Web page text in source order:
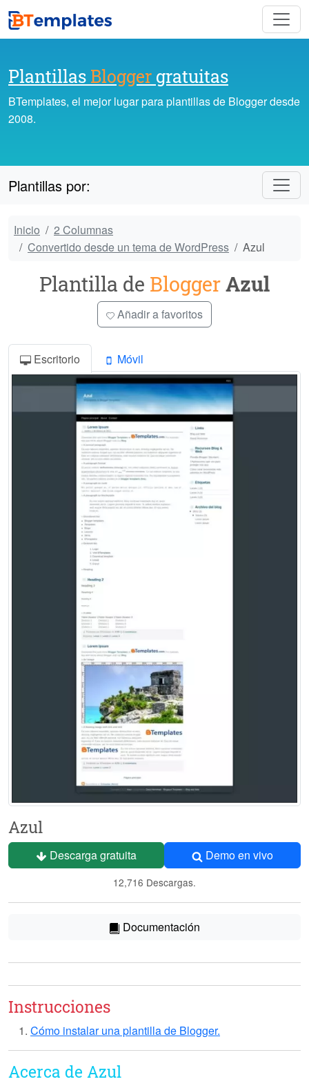
Plantillas Blogger gratuitas
BTemplates, el mejor lugar para plantillas de Blogger desde
2008.
Plantillas por:
Inicio
2 Columnas
Convertido desde un tema de WordPress
Azul
Plantilla de BloggerAzul
Añadir a favoritos
Azul
Descarga gratuita Demo en vivo
12,716 Descargas.
Documentación
Escritorio Móvil
Instrucciones
Cómo instalar una plantilla de Blogger.
Acerca de Azul